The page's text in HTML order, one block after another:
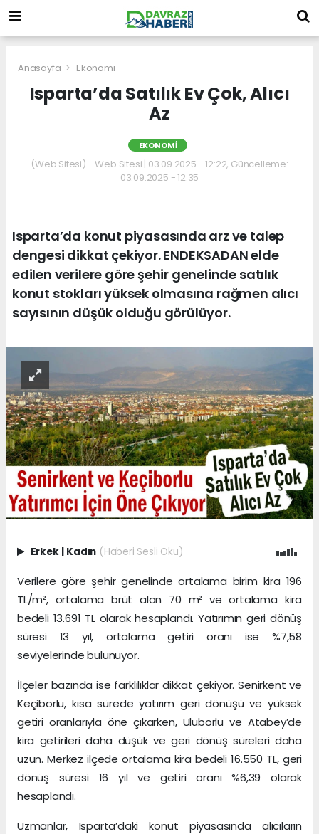
Anasayfa Ekonomi
Isparta’da Satılık Ev Çok, Alıcı
Az
EKONOMI
(Web Sitesi) - Web Sitesi | 03.09.2025 - 12:22, Güncelleme:
03.09.2025 - 12:35
Isparta’da konut piyasasında arz ve talep
dengesi dikkat çekiyor. ENDEKSADAN elde
edilen verilere göre şehir genelinde satılık
konut stokları yüksek olmasına rağmen alıcı
sayısının düşük olduğu görülüyor.
Erkek | Kadın (Haberi Sesli Oku)
Verilere göre şehir genelinde ortalama birim kira 196
TL/m², ortalama brüt alan 70 m² ve ortalama kira
bedeli 13.691 TL olarak hesaplandı. Yatırımın geri dönüş
süresi 13 yıl, ortalama getiri oranı ise %7,58
seviyelerinde bulunuyor.
İlçeler bazında ise farklılıklar dikkat çekiyor. Senirkent ve
Keçiborlu, kısa sürede yatırım geri dönüşü ve yüksek
getiri oranlarıyla öne çıkarken, Uluborlu ve Atabey’de
kira getirileri daha düşük ve geri dönüş süreleri daha
uzun. Merkez ilçede ortalama kira bedeli 16.550 TL, geri
dönüş süresi 16 yıl ve getiri oranı %6,39 olarak
hesaplandı.
Uzmanlar, Isparta’daki konut piyasasında alıcıların